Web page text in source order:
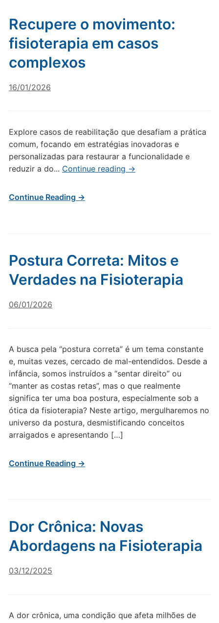
Recupere o movimento:
fisioterapia em casos
complexos
16/01/2026
Explore casos de reabilitação que desafiam a prática
comum, focando em estratégias inovadoras e
personalizadas para restaurar a funcionalidade e
reduzir a do... Continue reading →
Continue Reading →
Postura Correta: Mitos e
Verdades na Fisioterapia
06/01/2026
A busca pela “postura correta” é um tema constante
e, muitas vezes, cercado de mal-entendidos. Desde a
infância, somos instruídos a “sentar direito” ou
“manter as costas retas”, mas o que realmente
significa ter uma boa postura, especialmente sob a
ótica da fisioterapia? Neste artigo, mergulharemos no
universo da postura, desmistificando conceitos
arraigados e apresentando […]
Continue Reading →
Dor Crônica: Novas
Abordagens na Fisioterapia
03/12/2025
A dor crônica, uma condição que afeta milhões de